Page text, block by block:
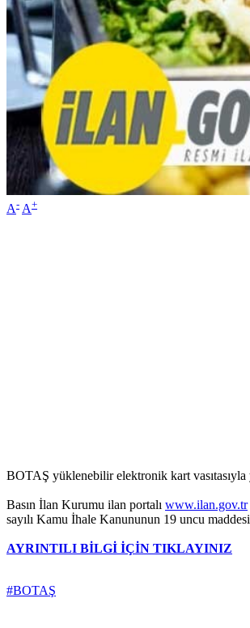
A- A+
BOTAŞ yüklenebilir elektronik kart
Basın İlan Kurumu ilan portalı www.ilan.gov.tr
sayılı Kamu İhale Kanununun 19 uncu
AYRINTILI BİLGİ İÇİN TIKLAYINIZ
#BOTAŞ